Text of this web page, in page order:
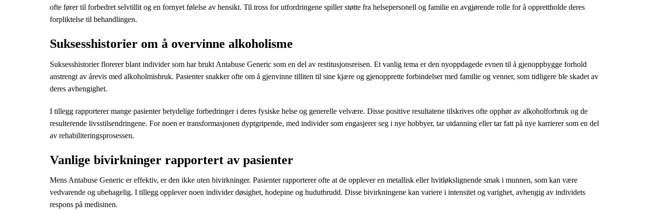
ofte fører til forbedret selvtillit og en fornyet følelse av hensikt. Til tross for utfordringene spiller støtte fra helsepersonell og familie en avgjørende rolle for å opprettholde deres
forpliktelse til behandlingen.
Suksesshistorier om å overvinne alkoholisme
Suksesshistorier florerer blant individer som har brukt Antabuse Generic som en del av restitusjonsreisen. Et vanlig tema er den nyoppdagede evnen til å gjenoppbygge forhold
anstrengt av årevis med alkoholmisbruk. Pasienter snakker ofte om å gjenvinne tilliten til sine kjære og gjenopprette forbindelser med familie og venner, som tidligere ble skadet av
deres avhengighet.
I tillegg rapporterer mange pasienter betydelige forbedringer i deres fysiske helse og generelle velvære. Disse positive resultatene tilskrives ofte opphør av alkoholforbruk og de
resulterende livsstilsendringene. For noen er transformasjonen dyptgripende, med individer som engasjerer seg i nye hobbyer, tar utdanning eller tar fatt på nye karrierer som en del
av rehabiliteringsprosessen.
Vanlige bivirkninger rapportert av pasienter
Mens Antabuse Generic er effektiv, er den ikke uten bivirkninger. Pasienter rapporterer ofte at de opplever en metallisk eller hvitløkslignende smak i munnen, som kan være
vedvarende og ubehagelig. I tillegg opplever noen individer døsighet, hodepine og hudutbrudd. Disse bivirkningene kan variere i intensitet og varighet, avhengig av individets
respons på medisinen.